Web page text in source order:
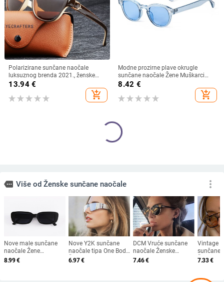
Polarizirane sunčane naočale
luksuznog brenda 2021., ženske
ženske elegantne sunčane naočale
za žene Ženske naočale za vožnju
Oculos De Sol
13.94€
add_shopping_cart
Modne prozirne plave okrugle
sunčane naočale Žene Muškarci
2024 Retro kornjačaste male
četvrtaste sunčane naočale UV400
Lunettes De Soleil
8.42 €
add_shopping_cart
Nove modne sunčane naočale
Ženske klasične UV400 naočale
Vintage luksuzni dizajn Gafas De
Sol Solncezaŝitnye Očki
add_shopping_cart
Prevelike četvrtaste sunčane
naočale Ženske retro crne sjenila za
vožnju Naočale Ženske vintage
dizajnerske sunčane naočale s
ogledalom
7.20€
add_shopping_cart